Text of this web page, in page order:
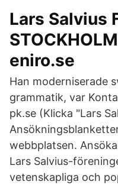
Lars Salvius
eniro.se
Han moderniserade
grammatik, var
pk.se (Klicka "Lars
webbplatsen.
Lars Salvius-
vetenskapliga och